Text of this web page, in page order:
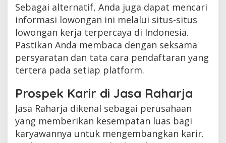
Sebagai alternatif, Anda juga dapat mencari
informasi lowongan ini melalui situs-situs
lowongan kerja terpercaya di Indonesia.
Pastikan Anda membaca dengan seksama
persyaratan dan tata cara pendaftaran yang
tertera pada setiap platform.
Prospek Karir di Jasa Raharja
Jasa Raharja dikenal sebagai perusahaan
yang memberikan kesempatan luas bagi
karyawannya untuk mengembangkan karir.